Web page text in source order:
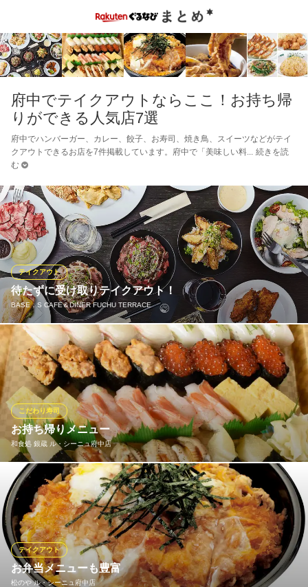
府中でテイクアウトならここ！お持ち帰
りができる人気店7選
府中でハンバーガー、カレー、餃子、お寿司、焼き鳥、スイーツなどがテイ
クアウトできるお店を7件掲載しています。府中で「美味しい料
続きを読
む
待たずに受け取りテイクアウト！
BASE．S CAFE＆DINER FUCHU TERRACE
テイクアウト
当店自慢の料理をご家庭でお楽しみいただけるテイクアウトメニ
ューを数多くご用意しております！さらに、お客様のスマホから
注文いただくと、時間指定で待たずに受取可能！当店LINE公式ア
カウントからご利用いただけます！ともだち追加してご利用くだ
さい！ ↓ともだち追加はこちら↓ https://lin.ee/dQdCV1q
BASE．S CAFE＆DINER FUCHU TERRACE
産地直送・府中野菜使用
京王線府中駅 徒歩4分
東京都府中市宮西町2-2-12
お持ち帰りメニュー
和食処 銀蔵 ル・シーニュ府中店
こだわり寿司
内容は、メニューページのお持ち帰りメニューをご覧ください◎
ご予約も承ります！
和食処 銀蔵 ル・シーニュ府中店
寿司 居酒屋 海鮮刺身
京王線府中駅南口 徒歩1分
東京都府中市宮町1-100 ル・シーニュ府中3F
お弁当メニューも豊富
松のや ル・シーニュ府中店
テイクアウト